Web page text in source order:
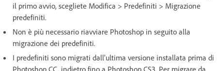
il primo avvio, scegliete Modifica > Predefiniti > Migrazione
predefiniti.
Non è più necessario riavviare Photoshop in seguito alla
migrazione dei predefiniti.
I predefiniti sono migrati dall'ultima versione installata prima di
Photoshop CC, indietro fino a Photoshop CS3. Per migrare da